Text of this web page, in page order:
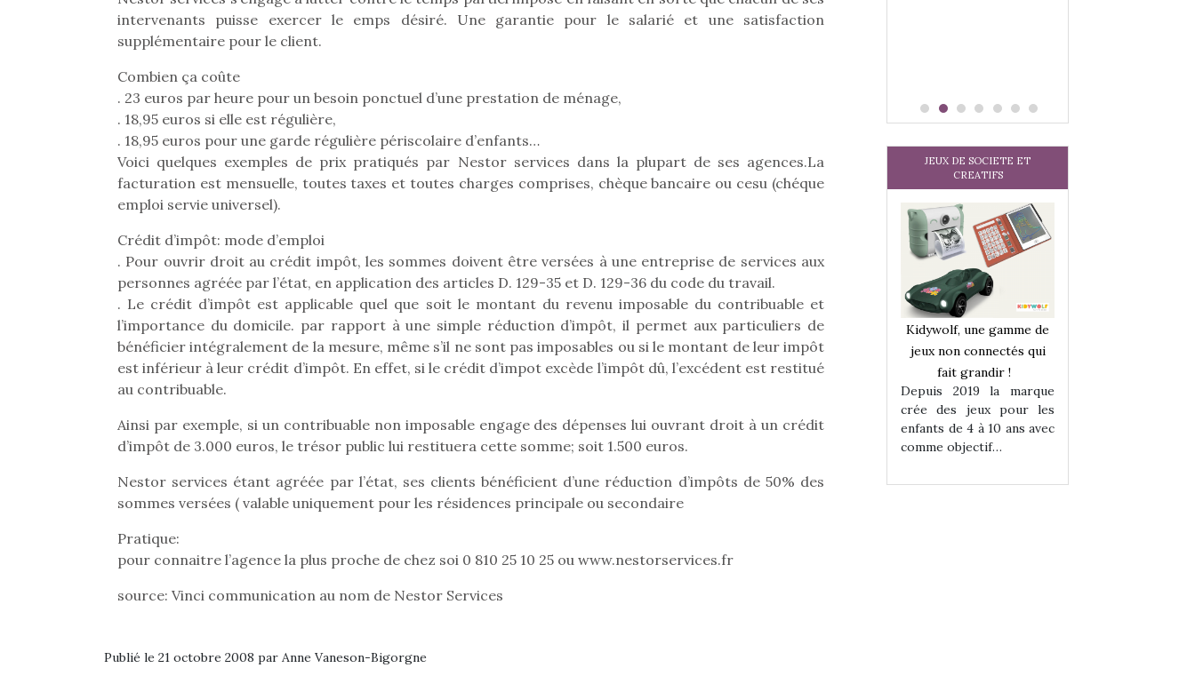
intervenants puisse exercer le emps désiré. Une garantie pour le salarié et une satisfaction
supplémentaire pour le client.
Combien ça coûte
. 23 euros par heure pour un besoin ponctuel d’une prestation de ménage,
. 18,95 euros si elle est régulière,
. 18,95 euros pour une garde régulière périscolaire d’enfants…
Voici quelques exemples de prix pratiqués par Nestor services dans la plupart de ses agences.La
facturation est mensuelle, toutes taxes et toutes charges comprises, chèque bancaire ou cesu (chéque
emploi servie universel).
Crédit d’impôt: mode d’emploi
. Pour ouvrir droit au crédit impôt, les sommes doivent être versées à une entreprise de services aux
personnes agréée par l’état, en application des articles D. 129-35 et D. 129-36 du code du travail.
. Le crédit d’impôt est applicable quel que soit le montant du revenu imposable du contribuable et
l’importance du domicile. par rapport à une simple réduction d’impôt, il permet aux particuliers de
bénéficier intégralement de la mesure, même s’il ne sont pas imposables ou si le montant de leur impôt
est inférieur à leur crédit d’impôt. En effet, si le crédit d’impot excède l’impôt dû, l’excédent est restitué
au contribuable.
Ainsi par exemple, si un contribuable non imposable engage des dépenses lui ouvrant droit à un crédit
d’impôt de 3.000 euros, le trésor public lui restituera cette somme; soit 1.500 euros.
Nestor services étant agréée par l’état, ses clients bénéficient d’une réduction d’impôts de 50% des
sommes versées ( valable uniquement pour les résidences principale ou secondaire
Pratique:
pour connaitre l’agence la plus proche de chez soi 0 810 25 10 25 ou www.nestorservices.fr
source: Vinci communication au nom de Nestor Services
Publié le 21 octobre 2008 par Anne Vaneson-Bigorgne
activité
ou
JEUX DE SOCIETE ET
CREATIFS
Kidywolf, une gamme de
jeux non connectés qui
fait grandir !
enfants de 4 à 10 ans avec
comme objectif…
Kidywolf, une gamme de
jeux non connectés qui
fait grandir !
enfants de 4 à 10 ans avec
Kidywolf, une gamme de
jeux non connectés qui
fait grandir !
Depuis 2019 la marque
crée des jeux pour les
enfants de 4 à 10 ans avec
comme objectif…